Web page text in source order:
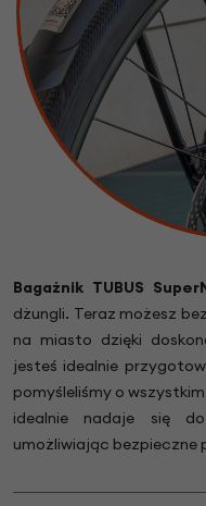
Bagażnik TUBUS
dżungli. Teraz możesz
na miasto dzięki
jesteś idealnie
pomyśleliśmy o
idealnie nadaje się
umożliwiając bezpieczne